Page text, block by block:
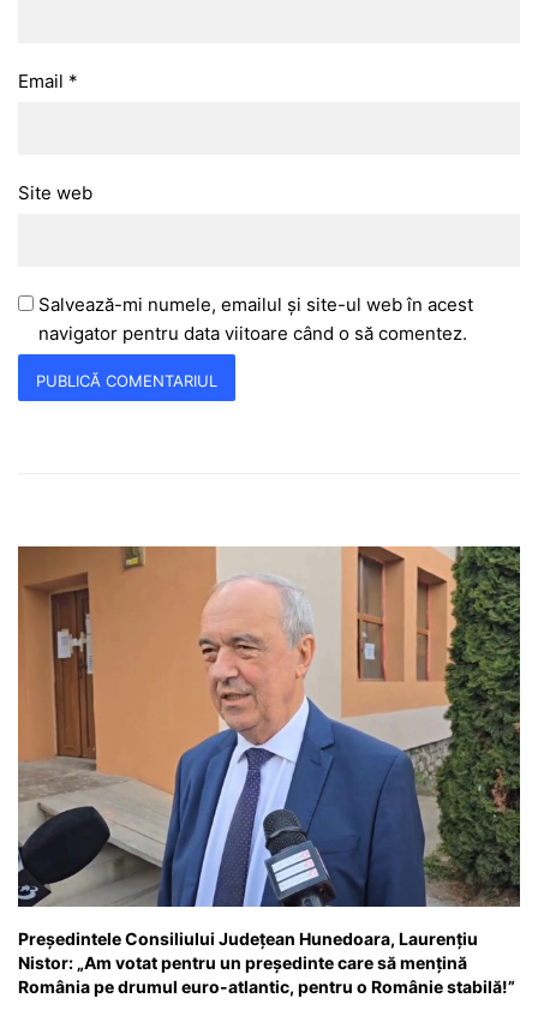
Email *
Site web
Salvează-mi numele, emailul și site-ul web în acest
navigator pentru data viitoare când o să comentez.
Președintele Consiliului Județean Hunedoara, Laurențiu
Nistor: „Am votat pentru un președinte care să mențină
România pe drumul euro-atlantic, pentru o Românie stabilă!”